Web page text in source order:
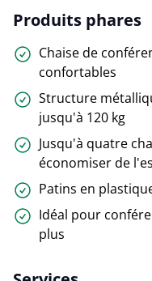
Produits phares
Chaise de
confortables
Structure
jusqu'à 120 kg
Jusqu'à quatre
économiser de
Patins en
Idéal pour
plus